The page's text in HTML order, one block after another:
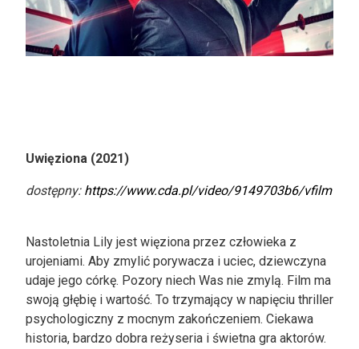
Uwięziona (2021)
dostępny: https://www.cda.pl/video/9149703b6/vfilm
Nastoletnia Lily jest więziona przez człowieka z
urojeniami. Aby zmylić porywacza i uciec, dziewczyna
udaje jego córkę. Pozory niech Was nie zmylą. Film ma
swoją głębię i wartość. To trzymający w napięciu thriller
psychologiczny z mocnym zakończeniem. Ciekawa
historia, bardzo dobra reżyseria i świetna gra aktorów.